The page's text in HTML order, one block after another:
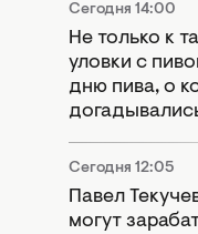
Сегодня 14:00
Не только к
уловки с
дню пива, о
Сегодня 12:05
Павел
могут